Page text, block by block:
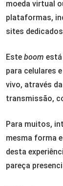
moeda virtual
plataformas,
sites
Este boom
para celulares
vivo, através
transmissão,
Para muitos,
mesma forma
desta
pareça